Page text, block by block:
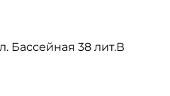
Бассейная 38 лит.В